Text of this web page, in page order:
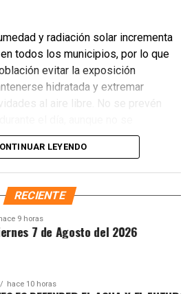
noticias al instante
oficial de WhatsApp de
y recibe las noticias más
de Quintana Roo directamente
y radiación solar incrementa
todos los municipios, por lo que
evitar la exposición
hidratada y extremar
al aire libre. No se prevén
aislados por la tarde en la zona sur.
— 33°C / Sensación térmica 39°C
/ Sensación térmica 38°C
LEYENDO
RECIENTE
hace 9 horas
7 de Agosto del 2026
hace 10 horas